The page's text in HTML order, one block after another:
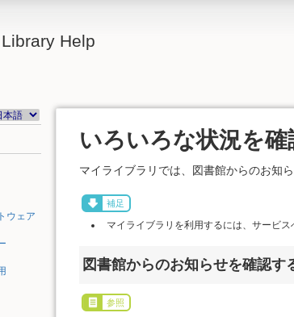
Help
ウェア
いろいろな状況を確
マイライブラリでは、図書館からのお知
補足
マイライブラリを利用するには、サービス
図書館からのお知らせを確認す
参照